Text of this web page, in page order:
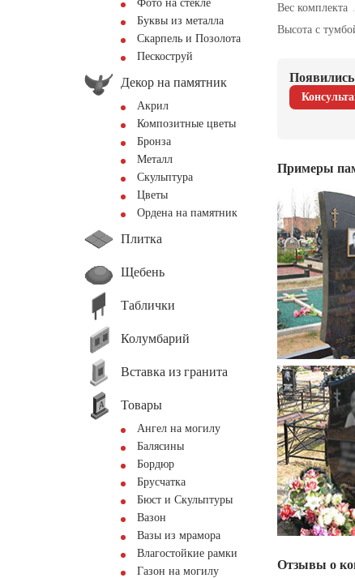
Фото на стекле
Буквы из металла
Скарпель и Позолота
Пескоструй
Декор на памятник
Акрил
Композитные цветы
Бронза
Металл
Скульптура
Цветы
Ордена на памятник
Плитка
Щебень
Таблички
Колумбарий
Вставка из гранита
Товары
Ангел на могилу
Балясины
Бордюр
Брусчатка
Бюст и Скульптуры
Вазон
Вазы из мрамора
Влагостойкие рамки
Газон на могилу
Вес комплекта
Высота с
Примеры
Отзывы о